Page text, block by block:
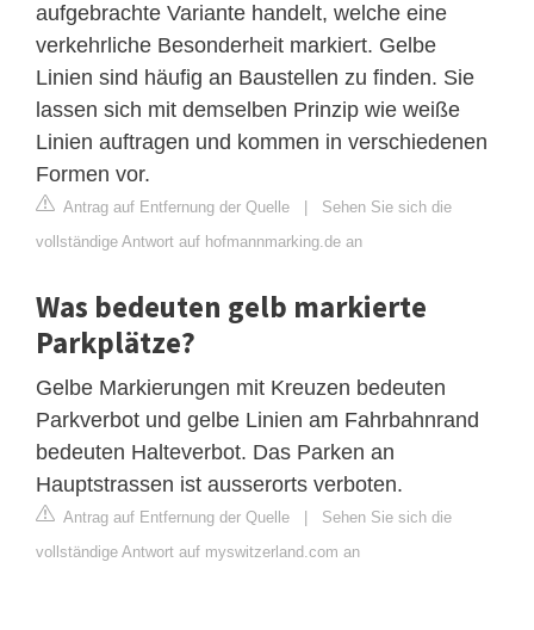
aufgebrachte Variante handelt, welche eine
verkehrliche Besonderheit markiert. Gelbe
Linien sind häufig an Baustellen zu finden. Sie
lassen sich mit demselben Prinzip wie weiße
Linien auftragen und kommen in verschiedenen
Formen vor.
Antrag auf Entfernung der Quelle
Sehen Sie sich die
vollständige Antwort auf hofmannmarking.de an
Was bedeuten gelb markierte
Parkplätze?
Gelbe Markierungen mit Kreuzen bedeuten
Parkverbot und gelbe Linien am Fahrbahnrand
bedeuten Halteverbot. Das Parken an
Hauptstrassen ist ausserorts verboten.
Antrag auf Entfernung der Quelle
Sehen Sie sich die
vollständige Antwort auf myswitzerland.com an